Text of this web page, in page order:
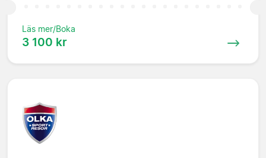
Läs mer/Boka
3 100 kr